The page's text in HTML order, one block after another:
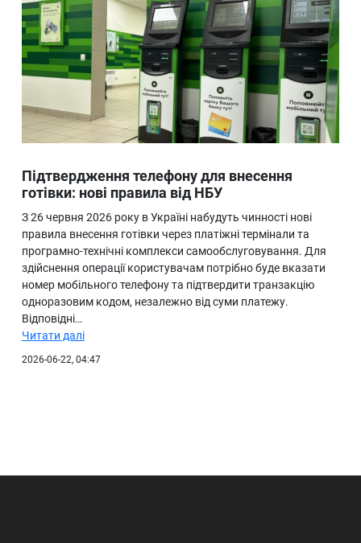
Підтвердження телефону для внесення
готівки: нові правила від НБУ
З 26 червня 2026 року в Україні набудуть чинності нові
правила внесення готівки через платіжні термінали та
програмно-технічні комплекси самообслуговування. Для
здійснення операції користувачам потрібно буде вказати
номер мобільного телефону та підтвердити транзакцію
одноразовим кодом, незалежно від суми платежу.
Відповідні…
Читати далі
2026-06-22, 04:47